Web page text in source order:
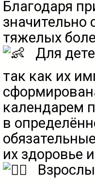
Благодаря
значительно
тяжелых
Для
так как их
календарем
в
их здоровье